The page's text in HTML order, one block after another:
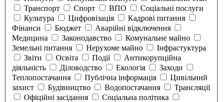
Транспорт
Спорт ВПО
Соціальні послуги
Культура
Цифровізація
Кадрові питання
Фінанси
Бюджет
Аварійні відключення
Медицина
Законодавство
Комунальне майно
Земельні питання
Нерухоме майно
Інфрастуктура
Звіти
Освіта Події
Антикорупційна
діяльність
Діловодство Екологія
Заходи
Теплопостачання
Публічна інформація
Цивільний
захист
Будівництво Водопостачання
Трансляції
Офіційні засідання
Соціальна політика